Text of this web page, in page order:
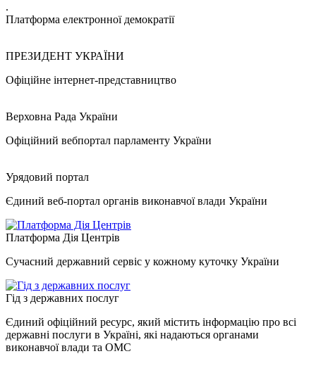
.
Платформа електронної демократії
ПРЕЗИДЕНТ УКРАЇНИ
Офіційне інтернет-представництво
Верховна Рада України
Офіційний вебпортал парламенту України
Урядовий портал
Єдиний веб-портал органів виконавчої влади України
Платформа Дія Центрів
Сучасний державний сервіс у кожному куточку України
Гід з державних послуг
Єдиний офіційний ресурс, який містить інформацію про всі
державні послуги в Україні, які надаються органами
виконавчої влади та ОМС